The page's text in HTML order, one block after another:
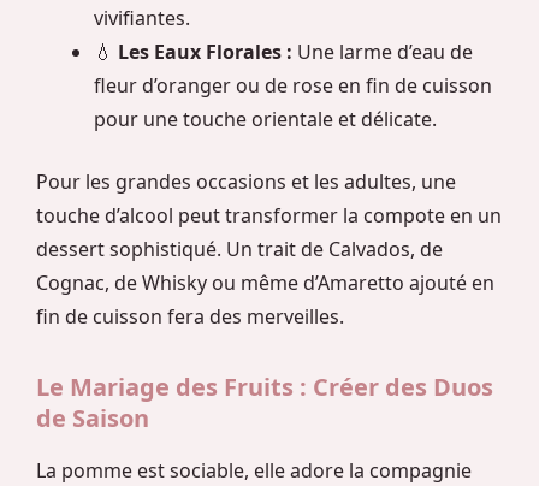
vivifiantes.
💧 Les Eaux Florales : Une larme d’eau de
fleur d’oranger ou de rose en fin de cuisson
pour une touche orientale et délicate.
Pour les grandes occasions et les adultes, une
touche d’alcool peut transformer la compote en un
dessert sophistiqué. Un trait de Calvados, de
Cognac, de Whisky ou même d’Amaretto ajouté en
fin de cuisson fera des merveilles.
Le Mariage des Fruits : Créer des Duos
de Saison
La pomme est sociable, elle adore la compagnie